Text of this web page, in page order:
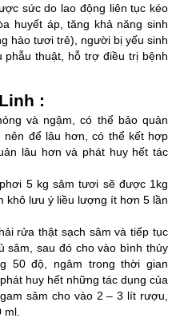
sức do lao động liên tục kéo
huyết áp, tăng khả năng sinh
hào tươi trẻ), người bị yếu sinh
phẫu thuật, hỗ trợ điều trị bệnh
:
và ngậm, có thể bảo quản
nên để lâu hơn, có thể kết hợp
lâu hơn và phát huy hết tác
5 kg sâm tươi sẽ được 1kg
khô lưu ý liều lượng ít hơn 5 lần
rửa thật sạch sâm và tiếp tục
sâm, sau đó cho vào bình thủy
50 độ, ngâm trong thời gian
huy hết những tác dụng của
sâm cho vào 2 – 3 lít rượu,